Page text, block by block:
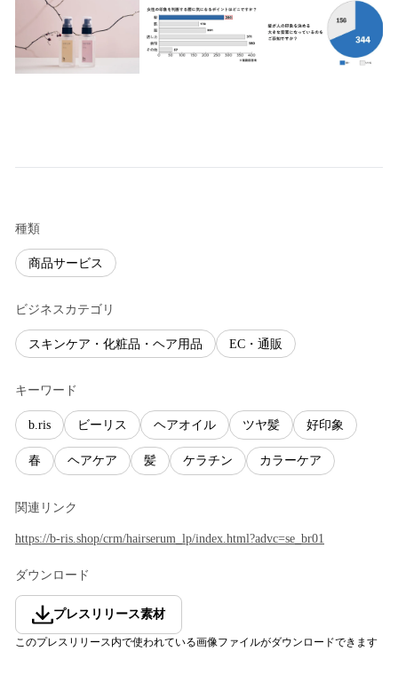
種類
商品サービス
ビジネスカテゴリ
スキンケア・化粧品・ヘア用品 EC・通販
キーワード
b.ris ビーリス ヘアオイル ツヤ髪 好印象
春 ヘアケア 髪 ケラチン カラーケア
関連リンク
https://b-ris.shop/crm/hairserum_lp/index.html?advc=se_br01
ダウンロード
プレスリリース素材
このプレスリリース内で使われている画像ファイルがダウンロードできます